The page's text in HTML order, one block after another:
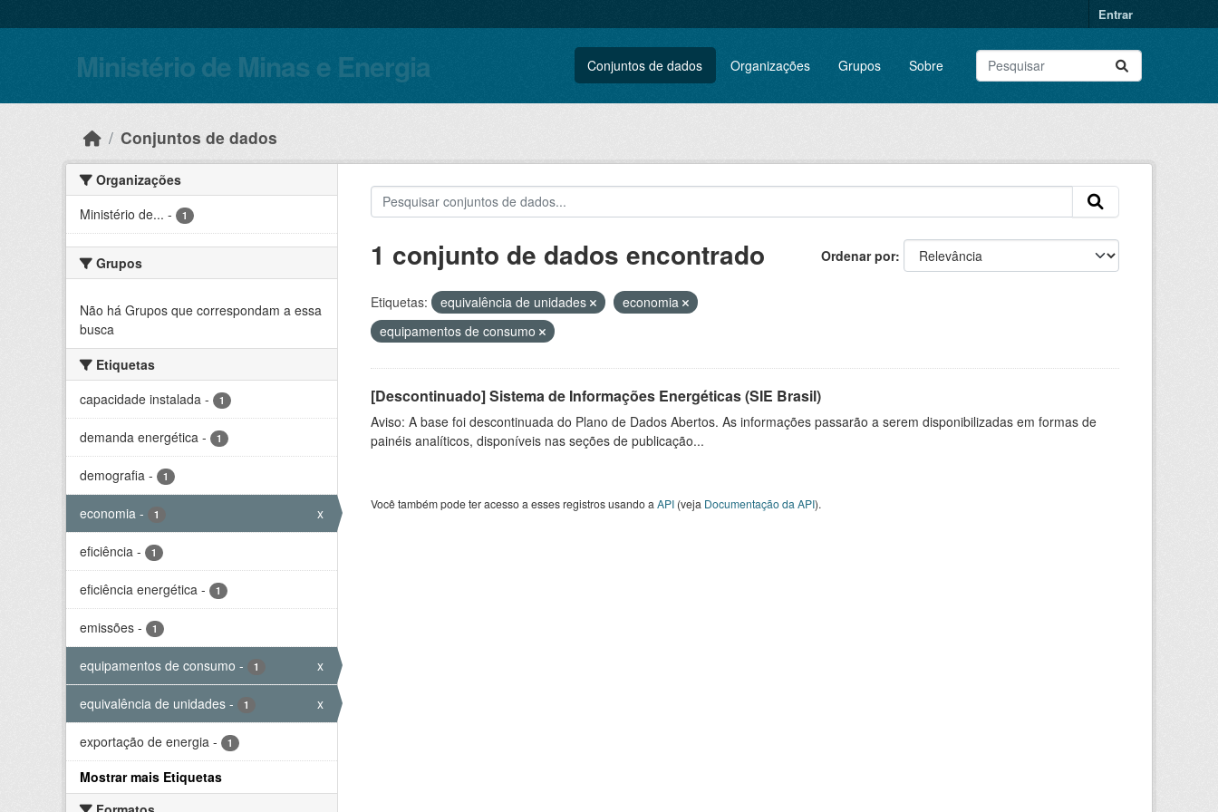
Entrar
Ministério de Minas e Energia Conjuntos de dados Organizações Grupos Sobre
Conjuntos de dados
Organizações
Ministério de... - 1
Grupos
Não há Grupos que correspondam a essa
busca
Etiquetas
capacidade instalada - 1
demanda energética - 1
demografia - 1
economia - 1 x
eficiência - 1
eficiência energética - 1
emissões - 1
equipamentos de consumo - 1 x
equivalência de unidades - 1 x
exportação de energia - 1
Mostrar mais Etiquetas
Ordenar por
1 conjunto de dados encontrado
Etiquetas: equivalência de unidades
economia
equipamentos de consumo
[Descontinuado] Sistema de Informações Energéticas (SIE Brasil)
Aviso: A base foi descontinuada do Plano de Dados Abertos. As informações passarão a serem disponibilizadas em formas de
painéis analíticos, disponíveis nas seções de publicação...
Você também pode ter acesso a esses registros usando a API(veja Documentação da API).